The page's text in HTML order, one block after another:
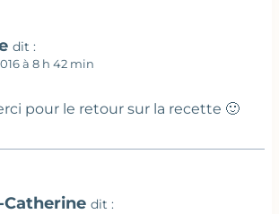
dit :
à 8 h 42 min
pour le retour sur la recette 🙂
Catherine dit :